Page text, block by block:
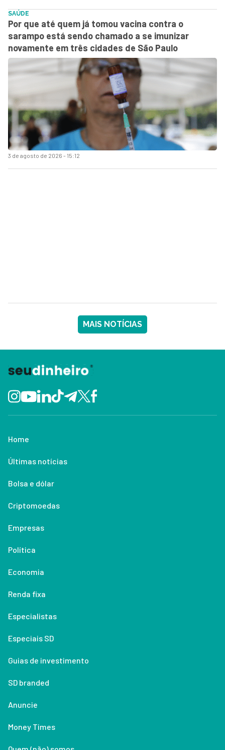
3 de agosto de 2026 - 15:12
SAÚDE
Por que até quem já tomou vacina contra o
sarampo está sendo chamado a se imunizar
novamente em três cidades de São Paulo
MAIS NOTÍCIAS
Home
Últimas notícias
Bolsa e dólar
Criptomoedas
Empresas
Política
Economia
Renda fixa
Especialistas
Especiais SD
Guias de investimento
SD branded
Anuncie
Money Times